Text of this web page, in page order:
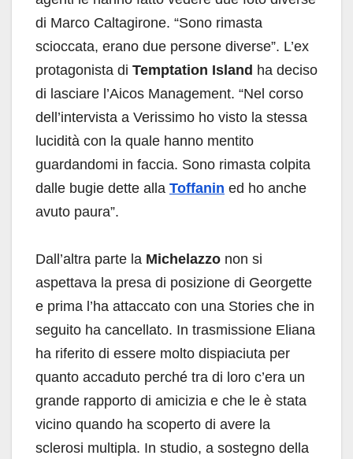
di Marco Caltagirone. “Sono rimasta
scioccata, erano due persone diverse”. L’ex
protagonista di Temptation Island ha deciso
di lasciare l’Aicos Management. “Nel corso
dell’intervista a Verissimo ho visto la stessa
lucidità con la quale hanno mentito
guardandomi in faccia. Sono rimasta colpita
dalle bugie dette alla Toffanin ed ho anche
avuto paura”.
Dall’altra parte la Michelazzo non si
aspettava la presa di posizione di Georgette
e prima l’ha attaccato con una Stories che in
seguito ha cancellato. In trasmissione Eliana
ha riferito di essere molto dispiaciuta per
quanto accaduto perché tra di loro c’era un
grande rapporto di amicizia e che le è stata
vicino quando ha scoperto di avere la
sclerosi multipla. In studio, a sostegno della